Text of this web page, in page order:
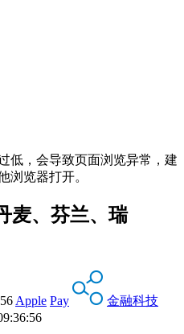
低，会导致页面浏览异常，建
浏览器打开。
麦、芬兰、瑞
Apple Pay
金融科技